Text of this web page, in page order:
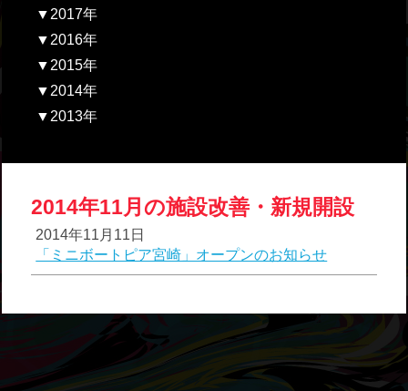
▼2017年
▼2016年
▼2015年
▼2014年
▼2013年
2014年11月の施設改善・新規開設
2014年11月11日
「ミニボートピア宮崎」オープンのお知らせ